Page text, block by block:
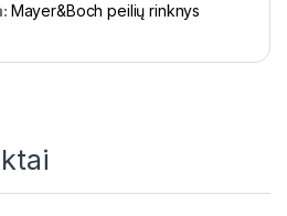
Mayer&Boch peilių rinknys